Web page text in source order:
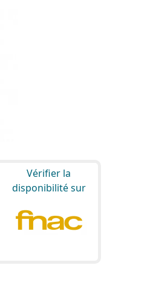
Vérifier la
disponibilité sur